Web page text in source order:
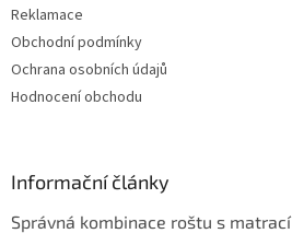
Reklamace
Obchodní podmínky
Ochrana osobních údajů
Hodnocení obchodu
Informační články
Správná kombinace roštu s matrací